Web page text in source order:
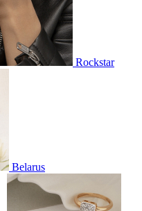
Rockstar
Belarus